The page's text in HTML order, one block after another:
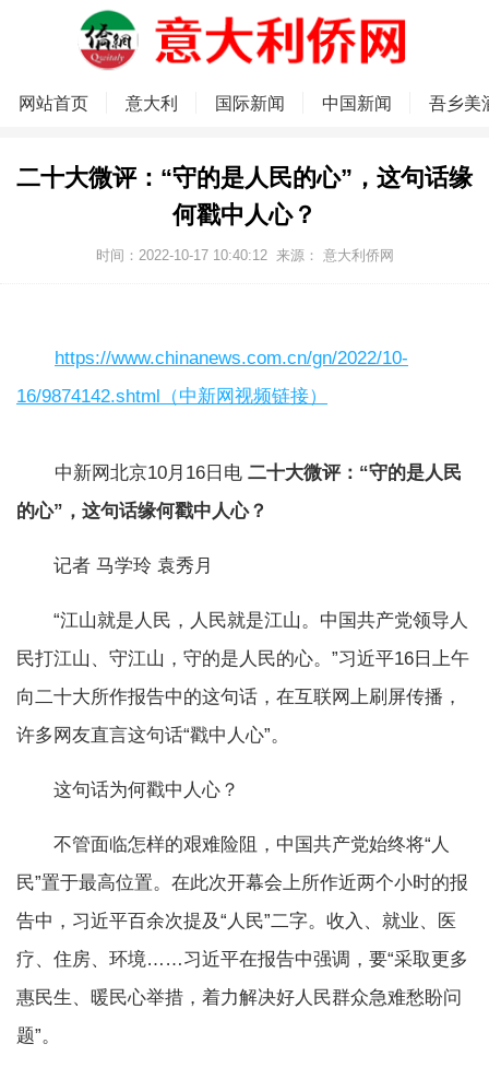
网站首页 意大利 国际新闻 中国新闻 吾乡美
二十大微评：“守的是人民的心”，这句话缘
何戳中人心？
时间：2022-10-17 10:40:12 来源： 意大利侨网
https://www.chinanews.com.cn/gn/2022/10-
16/9874142.shtml（中新网视频链接）
中新网北京10月16日电 二十大微评：“守的是人民
的心”，这句话缘何戳中人心？
记者 马学玲 袁秀月
“江山就是人民，人民就是江山。中国共产党领导人
民打江山、守江山，守的是人民的心。”习近平16日上午
向二十大所作报告中的这句话，在互联网上刷屏传播，
许多网友直言这句话“戳中人心”。
这句话为何戳中人心？
不管面临怎样的艰难险阻，中国共产党始终将“人
民”置于最高位置。在此次开幕会上所作近两个小时的报
告中，习近平百余次提及“人民”二字。收入、就业、医
疗、住房、环境……习近平在报告中强调，要“采取更多
惠民生、暖民心举措，着力解决好人民群众急难愁盼问
题”。